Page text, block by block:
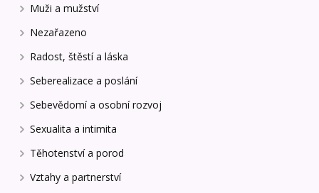
Muži a mužství
Nezařazeno
Radost, štěstí a láska
Seberealizace a poslání
Sebevědomí a osobní rozvoj
Sexualita a intimita
Těhotenství a porod
Vztahy a partnerství